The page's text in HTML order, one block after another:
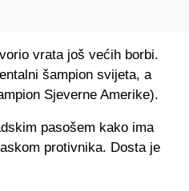
vrata još većih borbi.
šampion svijeta, a
Sjeverne Amerike).
pasošem kako ima
protivnika. Dosta je